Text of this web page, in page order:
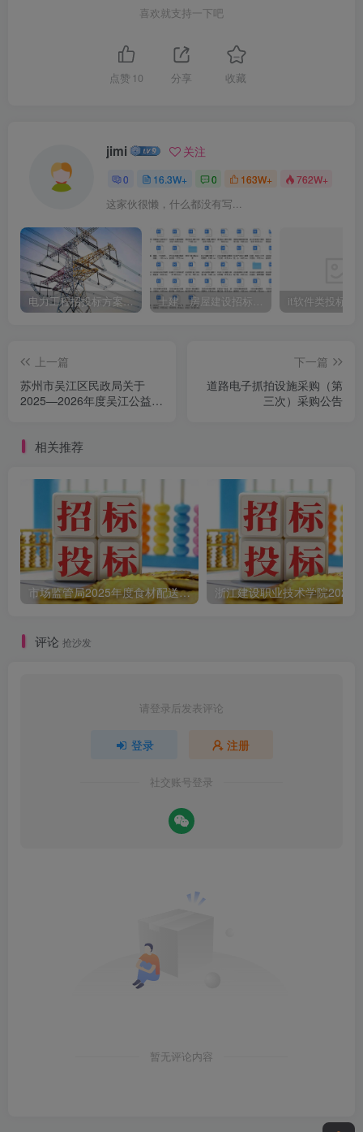
喜欢就支持一下吧
点赞 10 分享 收藏
jimi 关注
0 16.3W+ 0 163W+ 762W+
这家伙很懒，什么都没有写...
电力工程招投标方案模板 土建、房屋建设招标文件标书模板 it软件类投标书
上一篇
苏州市吴江区民政局关于
2025—2026年度吴江公益园
下一篇
道路电子抓拍设施采购（第
三次）采购公告
相关推荐
市场监管局2025年度食材配送采购公告
评论 抢沙发
请登录后发表评论
登录 注册
社交账号登录
暂无评论内容